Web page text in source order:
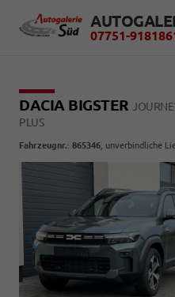
07751-
DACIA BIGSTER
PLUS
Fahrzeugnr.: 865346 , unverbindliche